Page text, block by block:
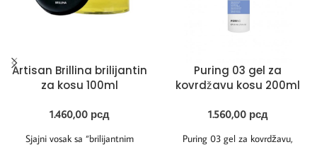
Artisan Brillina brilijantin
za kosu 100ml
1.460,00 рсд
Sjajni vosak sa “brilijantnim
Puring 03 gel za
kovrdžavu kosu 200ml
1.560,00 рсд
Puring 03 gel za kovrdžavu,